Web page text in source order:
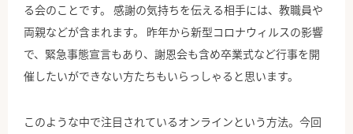
る会のことです。 感謝の気持ちを伝える相手には、教職員や
両親などが含まれます。 昨年から新型コロナウィルスの影響
で、緊急事態宣言もあり、謝恩会も含め卒業式など行事を開
催したいができない方たちもいらっしゃると思います。
このような中で注目されているオンラインという方法。今回